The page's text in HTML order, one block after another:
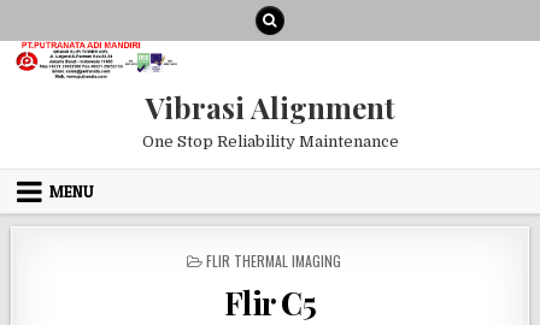
Vibrasi Alignment
One Stop Reliability Maintenance
MENU
POSTED IN
FLIR THERMAL IMAGING
Flir C5